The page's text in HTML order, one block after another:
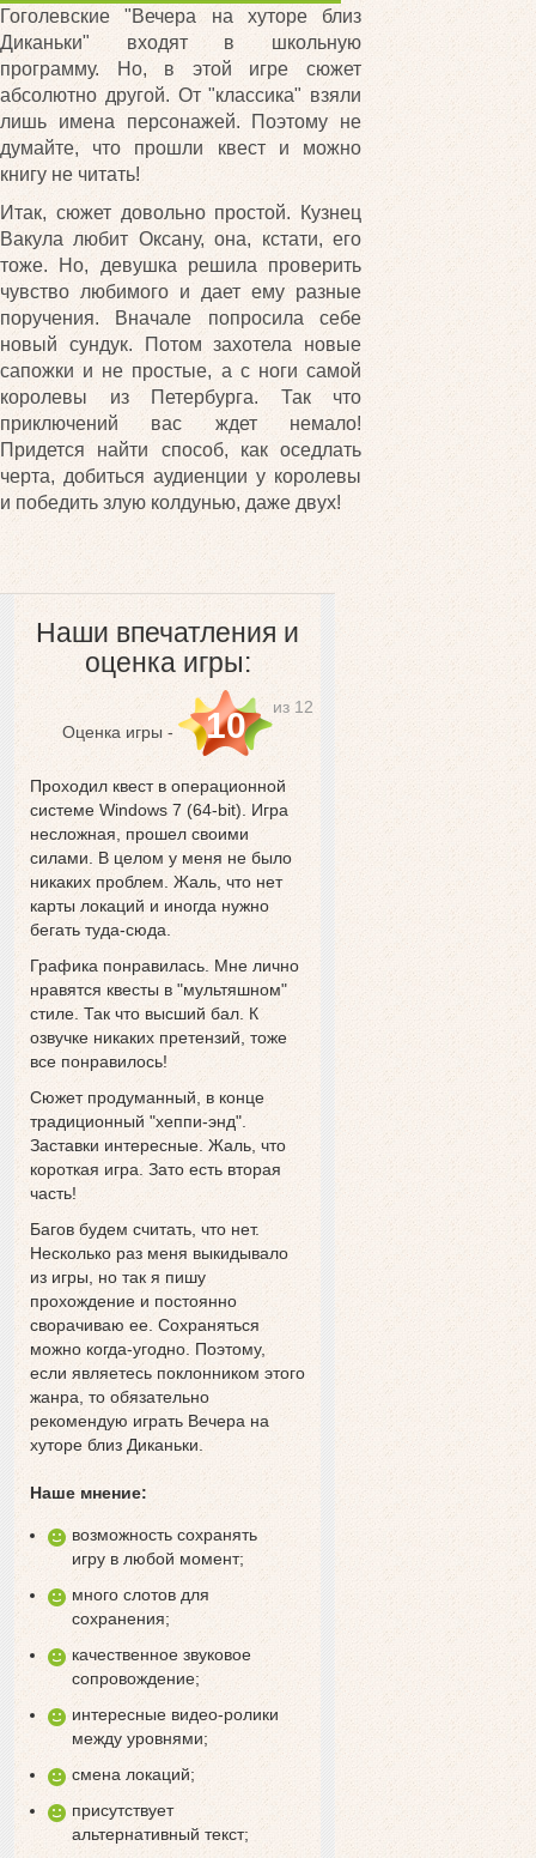
Гоголевские "Вечера на хуторе близ
Диканьки" входят в школьную
программу. Но, в этой игре сюжет
абсолютно другой. От "классика" взяли
лишь имена персонажей. Поэтому не
думайте, что прошли квест и можно
книгу не читать!
Итак, сюжет довольно простой. Кузнец
Вакула любит Оксану, она, кстати, его
тоже. Но, девушка решила проверить
чувство любимого и дает ему разные
поручения. Вначале попросила себе
новый сундук. Потом захотела новые
сапожки и не простые, а с ноги самой
королевы из Петербурга. Так что
приключений вас ждет немало!
Придется найти способ, как оседлать
черта, добиться аудиенции у королевы
и победить злую колдунью, даже двух!
Наши впечатления и
оценка игры:
Оценка игры - 10 из 12
Проходил квест в операционной
системе Windows 7 (64-bit). Игра
несложная, прошел своими
силами. В целом у меня не было
никаких проблем. Жаль, что нет
карты локаций и иногда нужно
бегать туда-сюда.
Графика понравилась. Мне лично
нравятся квесты в "мультяшном"
стиле. Так что высший бал. К
озвучке никаких претензий, тоже
все понравилось!
Сюжет продуманный, в конце
традиционный "хеппи-энд".
Заставки интересные. Жаль, что
короткая игра. Зато есть вторая
часть!
Багов будем считать, что нет.
Несколько раз меня выкидывало
из игры, но так я пишу
прохождение и постоянно
сворачиваю ее. Сохраняться
можно когда-угодно. Поэтому,
если являетесь поклонником этого
жанра, то обязательно
рекомендую играть Вечера на
хуторе близ Диканьки.
Наше мнение:
возможность сохранять
игру в любой момент;
много слотов для
сохранения;
качественное звуковое
сопровождение;
интересные видео-ролики
между уровнями;
смена локаций;
присутствует
альтернативный текст;